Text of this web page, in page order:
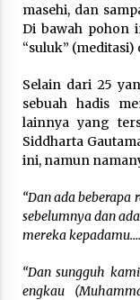
masehi, dan
Di bawah pohon
“suluk”
Selain dari 25
sebuah hadis
lainnya yang
Siddharta
ini, namun
“Dan ada
sebelumnya dan
mereka
“Dan sungguh
engkau